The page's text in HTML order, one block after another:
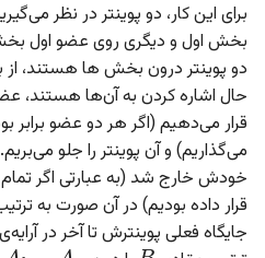
برای این‌ کار، دو پوینتر در نظر
بخش اول و دیگری روی عضو اول بخش
دو پوینتر درون بخش ها هستند،
حال اشاره کردن به آن‌ها هستند،‌
قرار می‌دهیم (اگر هر دو عضو برابر
می‌گذاریم) و آن پوینتر را جلو
خودش خارج شد (به عبارتی اگر
قرار داده بودیم) در آن صورت به
جایگاه فعلی پوینترش تا آخر در آرایه‌ی
B
Al…Ar−1